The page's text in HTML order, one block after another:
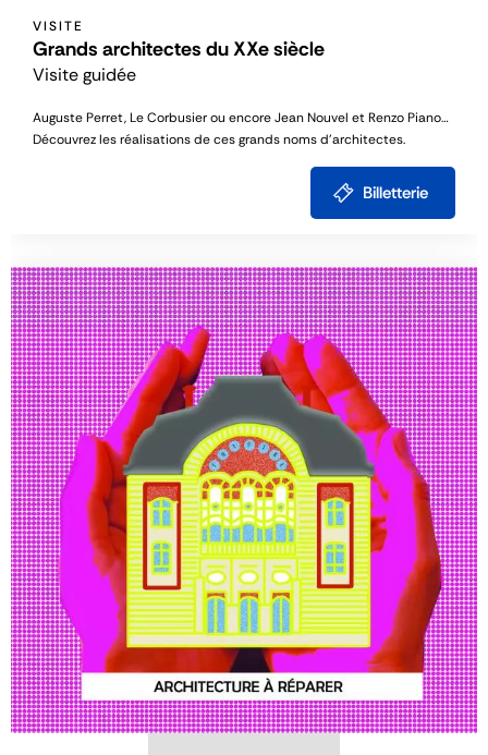
VISITE
Grands architectes du XXe siècle
Visite guidée
Auguste Perret, Le Corbusier ou encore Jean Nouvel et Renzo Piano…
Découvrez les réalisations de ces grands noms d’architectes.
Billetterie